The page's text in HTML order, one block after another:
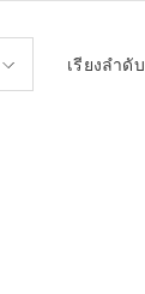
เรียงลำดับ